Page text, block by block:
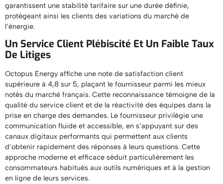
garantissent une stabilité tarifaire sur une durée définie,
protégeant ainsi les clients des variations du marché de
l’énergie.
Un Service Client Plébiscité Et Un Faible Taux
De Litiges
Octopus Energy affiche une note de satisfaction client
supérieure à 4,8 sur 5, plaçant le fournisseur parmi les mieux
notés du marché français. Cette reconnaissance témoigne de la
qualité du service client et de la réactivité des équipes dans la
prise en charge des demandes. Le fournisseur privilégie une
communication fluide et accessible, en s’appuyant sur des
canaux digitaux performants qui permettent aux clients
d’obtenir rapidement des réponses à leurs questions. Cette
approche moderne et efficace séduit particulièrement les
consommateurs habitués aux outils numériques et à la gestion
en ligne de leurs services.